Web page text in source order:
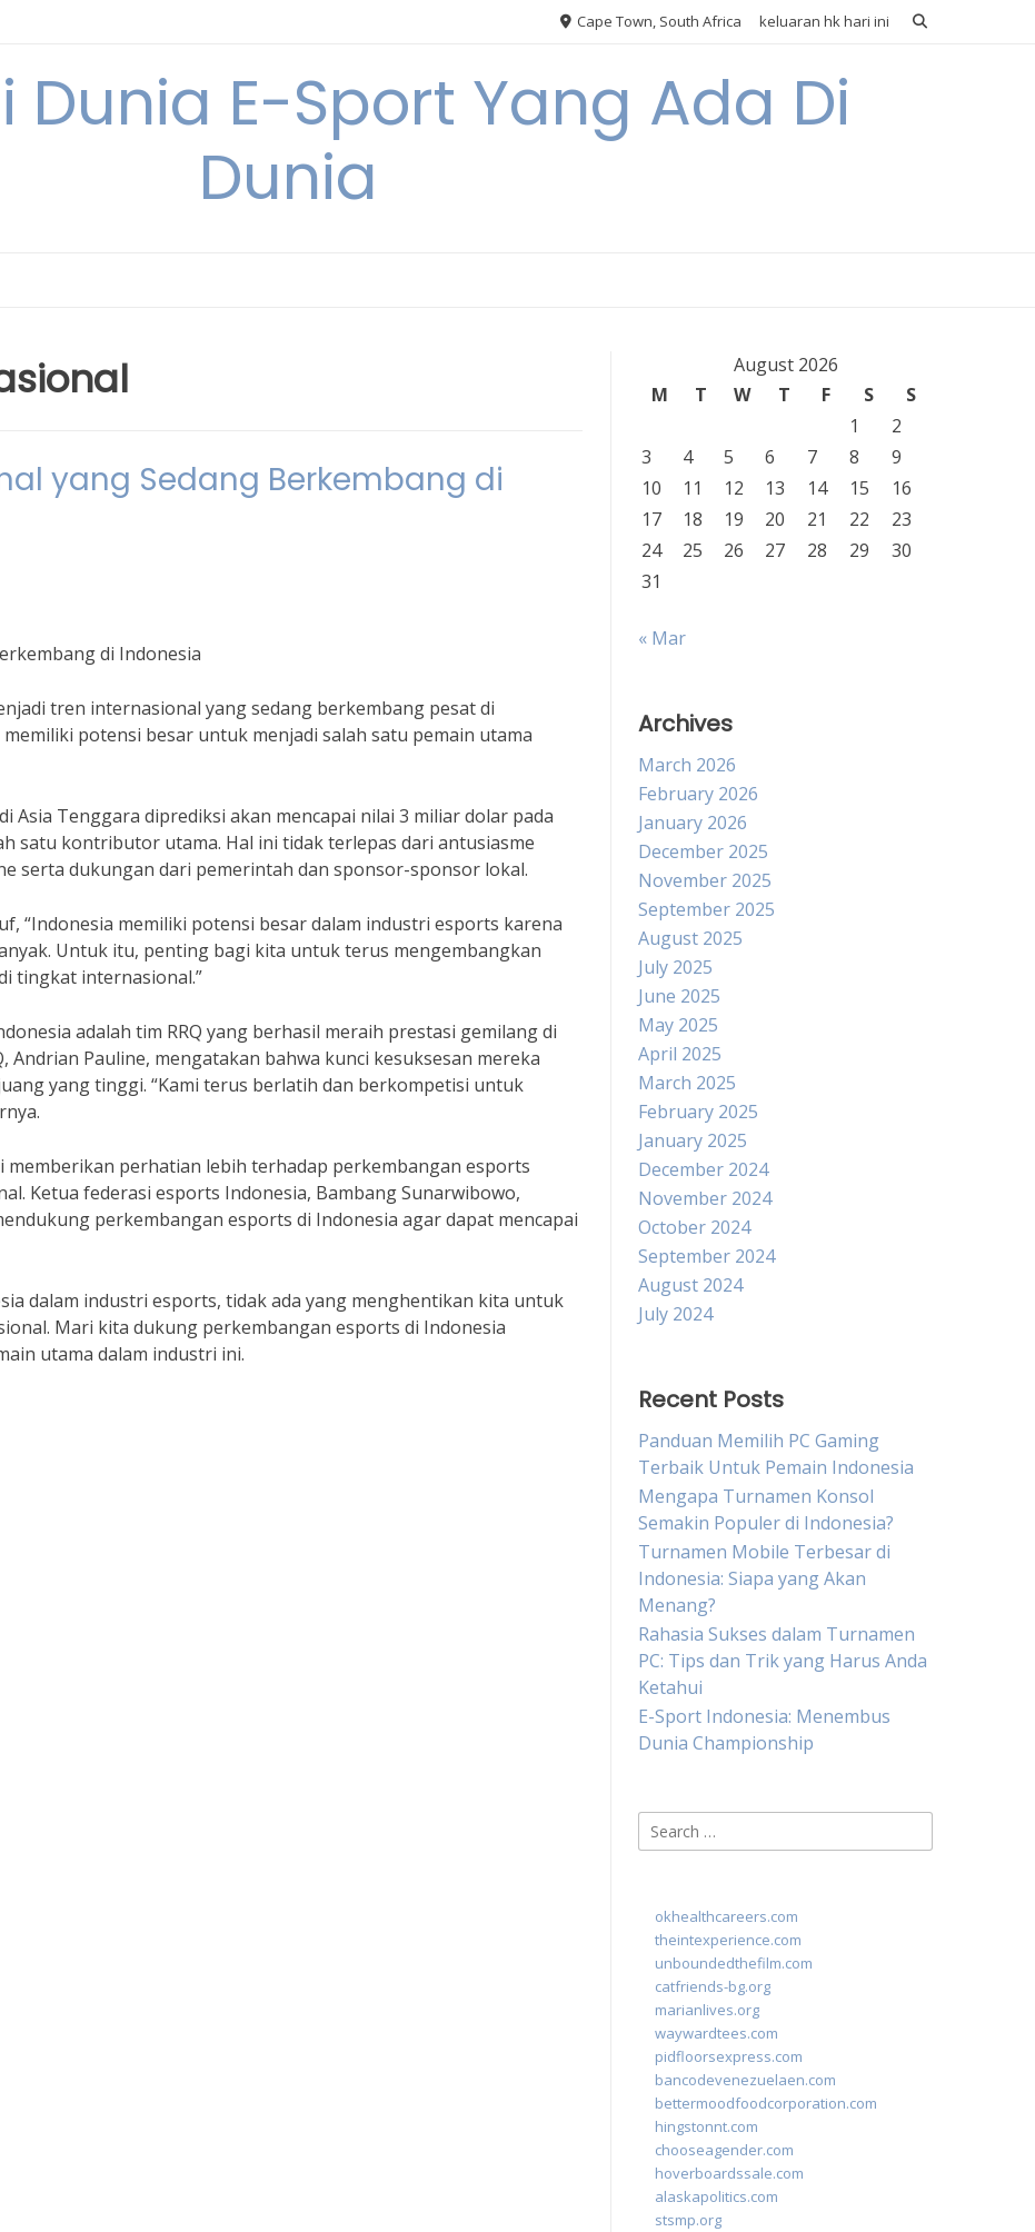
Cape Town, South Africa keluaran hk hari ini
Dunia E-Sport Yang Ada Di
Dunia
yang Sedang Berkembang di
di Indonesia
tren internasional yang sedang berkembang pesat di
potensi besar untuk menjadi salah satu pemain utama
Asia Tenggara diprediksi akan mencapai nilai 3 miliar dolar pada
satu kontributor utama. Hal ini tidak terlepas dari antusiasme
serta dukungan dari pemerintah dan sponsor-sponsor lokal.
“Indonesia memiliki potensi besar dalam industri esports karena
Untuk itu, penting bagi kita untuk terus mengembangkan
tingkat internasional.”
adalah tim RRQ yang berhasil meraih prestasi gemilang di
Andrian Pauline, mengatakan bahwa kunci kesuksesan mereka
yang tinggi. “Kami terus berlatih dan berkompetisi untuk
memberikan perhatian lebih terhadap perkembangan esports
Ketua federasi esports Indonesia, Bambang Sunarwibowo,
perkembangan esports di Indonesia agar dapat mencapai
dalam industri esports, tidak ada yang menghentikan kita untuk
Mari kita dukung perkembangan esports di Indonesia
utama dalam industri ini.
August 2026
M
T W T F S
S
1
2
3
4 5 6 7 8
9
10
11 12 13 14 15
16
17
18 19 20 21 22
23
24
25 26 27 28 29
30
31
« Mar
Archives
March 2026
February 2026
January 2026
December 2025
November 2025
September 2025
August 2025
July 2025
June 2025
May 2025
April 2025
March 2025
February 2025
January 2025
December 2024
November 2024
October 2024
September 2024
August 2024
July 2024
Recent Posts
Panduan Memilih PC Gaming
Terbaik Untuk Pemain Indonesia
Mengapa Turnamen Konsol
Semakin Populer di Indonesia?
Turnamen Mobile Terbesar di
Indonesia: Siapa yang Akan
Menang?
Rahasia Sukses dalam Turnamen
PC: Tips dan Trik yang Harus Anda
Ketahui
E-Sport Indonesia: Menembus
Dunia Championship
Search
for:
okhealthcareers.com
theintexperience.com
unboundedthefilm.com
catfriends-bg.org
marianlives.org
waywardtees.com
pidfloorsexpress.com
bancodevenezuelaen.com
bettermoodfoodcorporation.com
hingstonnt.com
chooseagender.com
hoverboardssale.com
alaskapolitics.com
stsmp.org